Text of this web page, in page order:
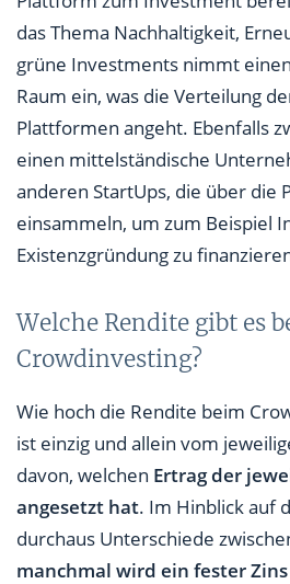
das Thema Nachhaltigkeit,
grüne Investments nimmt
Raum ein, was die Verteilung
Plattformen angeht. Ebenfalls
einen mittelständische
anderen StartUps, die über die
einsammeln, um zum Beispiel
Existenzgründung zu
Welche Rendite gibt es
Crowdinvesting?
Wie hoch die Rendite beim
ist einzig und allein vom
davon, welchen Ertrag der
angesetzt hat. Im Hinblick auf
durchaus Unterschiede
manchmal wird ein fester Zins